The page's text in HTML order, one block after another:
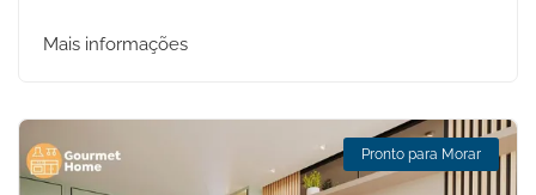
Mais informações
Pronto para Morar